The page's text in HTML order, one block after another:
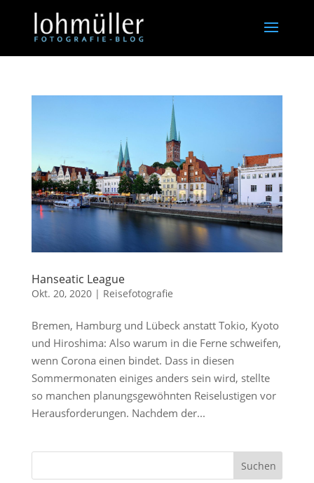
Hanseatic League
Okt. 20, 2020| Reisefotografie
Bremen, Hamburg und Lübeck anstatt Tokio, Kyoto
und Hiroshima: Also warum in die Ferne schweifen,
wenn Corona einen bindet. Dass in diesen
Sommermonaten einiges anders sein wird, stellte
so manchen planungsgewöhnten Reiselustigen vor
Herausforderungen. Nachdem der...